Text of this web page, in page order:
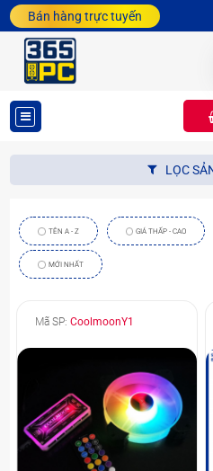
Bán hàng trực tuyến
MỤC
SẢN
PHẨM
LỌC
TÊN A - Z GIÁ THẤP - CAO
MỚI NHẤT
Mã SP: CoolmoonY1